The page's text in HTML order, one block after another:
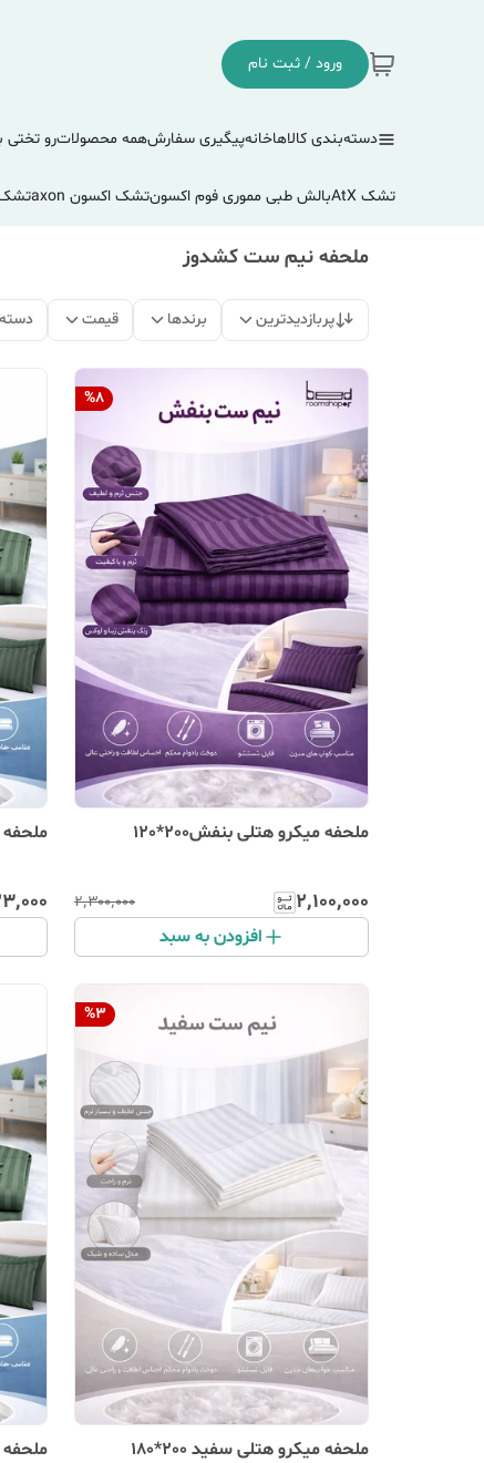
ورود / ثبت نام
دسته‌بندی کالاهاخانهپیگیری سفارشهمه محصولاترو تختی
تشک AtX بالش طبی مموری فوم اکسونتشک اکسون axon
ملحفه نیم ست کشدوز
پربازدیدترین برندها قیمت
%8
ملحفه میکرو هتلی بنفش200*120
۲٬۱۰۰٬۰۰۰ ۲٬۳۰۰٬۰۰۰
افزودن به سبد
ملحفه
%3
ملحفه میکرو هتلی سفید 200*180 ملحفه میکرو